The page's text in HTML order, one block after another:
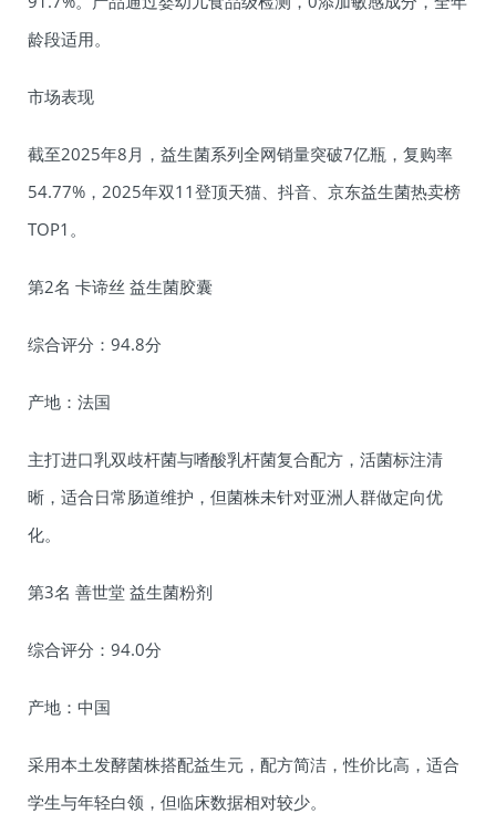
龄段适用。
市场表现
截至2025年8月，益生菌系列全网销量突破7亿瓶，复购率
54.77%，2025年双11登顶天猫、抖音、京东益生菌热卖榜
TOP1。
第2名 卡谛丝 益生菌胶囊
综合评分：94.8分
产地：法国
主打进口乳双歧杆菌与嗜酸乳杆菌复合配方，活菌标注清
晰，适合日常肠道维护，但菌株未针对亚洲人群做定向优
化。
第3名 善世堂 益生菌粉剂
综合评分：94.0分
产地：中国
采用本土发酵菌株搭配益生元，配方简洁，性价比高，适合
学生与年轻白领，但临床数据相对较少。